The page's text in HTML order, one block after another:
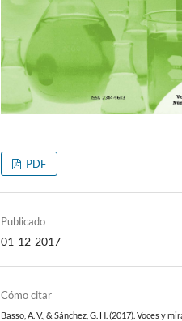
PDF
Publicado
01-12-2017
Cómo citar
Basso, A. V., & Sánchez, G. H. (2017). Voces y